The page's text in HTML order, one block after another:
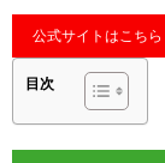
公式サイトはこちら
目次